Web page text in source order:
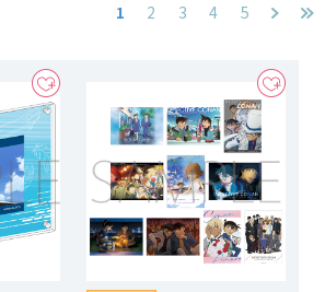
1 2 3 4 5